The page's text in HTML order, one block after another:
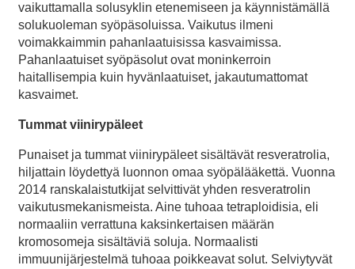
vaikuttamalla solusyklin etenemiseen ja käynnistämällä
solukuoleman syöpäsoluissa. Vaikutus ilmeni
voimakkaimmin pahanlaatuisissa kasvaimissa.
Pahanlaatuiset syöpäsolut ovat moninkerroin
haitallisempia kuin hyvänlaatuiset, jakautumattomat
kasvaimet.
Tummat viinirypäleet
Punaiset ja tummat viinirypäleet sisältävät resveratrolia,
hiljattain löydettyä luonnon omaa syöpälääkettä. Vuonna
2014 ranskalaistutkijat selvittivät yhden resveratrolin
vaikutusmekanismeista. Aine tuhoaa tetraploidisia, eli
normaaliin verrattuna kaksinkertaisen määrän
kromosomeja sisältäviä soluja. Normaalisti
immuunijärjestelmä tuhoaa poikkeavat solut. Selviytyvät